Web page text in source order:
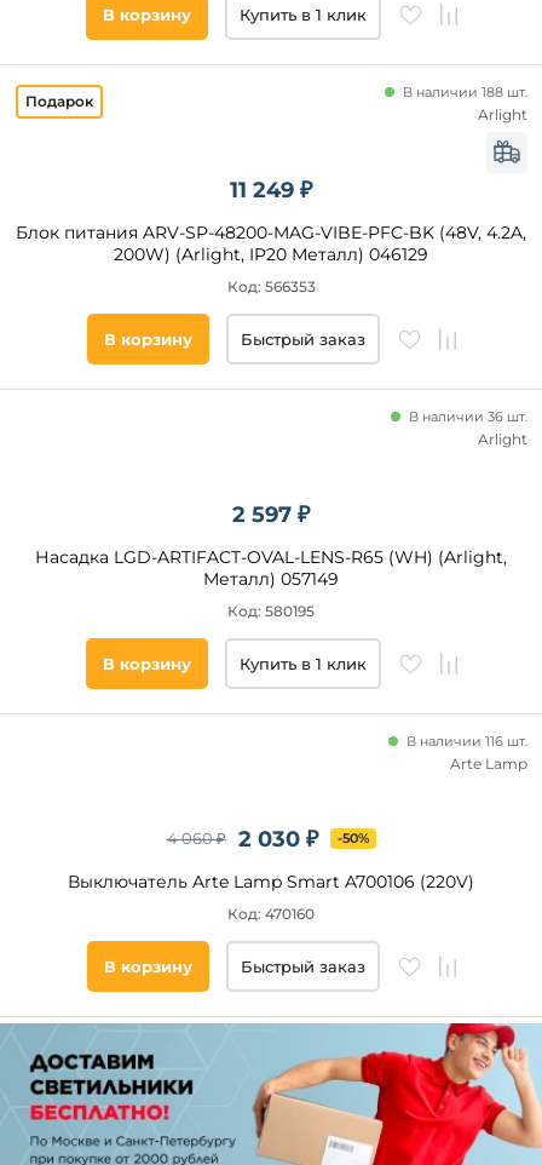
В корзину Купить в 1 клик
11 249 ₽
Блок питания ARV-SP-48200-MAG-VIBE-PFC-BK (48V, 4.2A,
200W) (Arlight, IP20 Металл) 046129
В наличии 188 шт.
Код: 566353
Arlight
В корзину Быстрый заказ
2 597 ₽
Насадка LGD-ARTIFACT-OVAL-LENS-R65 (WH) (Arlight,
Металл) 057149
В наличии 36 шт.
Код: 580195
Arlight
В корзину Купить в 1 клик
2 030 ₽
4 060 ₽ -50%
Выключатель Arte Lamp Smart A700106 (220V)
В наличии 116 шт.
Код: 470160
Arte Lamp
В корзину Быстрый заказ